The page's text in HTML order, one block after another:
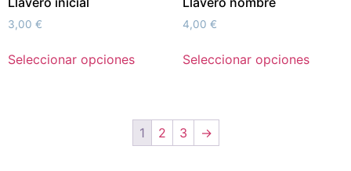
3,00 €
Seleccionar opciones
4,00 €
Seleccionar opciones
1 2 3 →